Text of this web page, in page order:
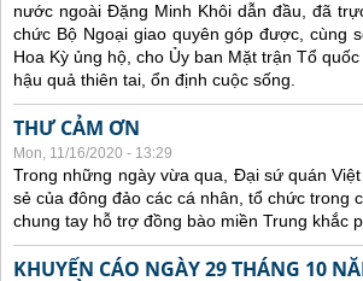
nước ngoài Đặng Minh Khôi dẫn đầu, đã
chức Bộ Ngoại giao quyên góp được, cùng
Hoa Kỳ ủng hộ, cho Ủy ban Mặt trận Tổ
hậu quả thiên tai, ổn định cuộc sống.
THƯ CẢM ƠN
Mon, 11/16/2020 - 13:29
Trong những ngày vừa qua, Đại sứ quán
sẻ của đông đảo các cá nhân, tổ chức trong
chung tay hỗ trợ đồng bào miền Trung khắc
KHUYẾN CÁO NGÀY 29 THÁNG 10